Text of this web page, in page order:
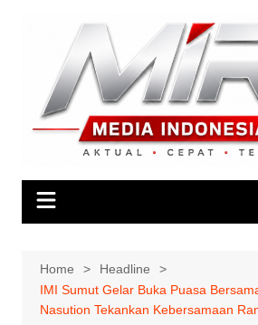
Home
Headline
IMI Sumut Gelar Buka Puasa
Nasution Tekankan Kebersamaan